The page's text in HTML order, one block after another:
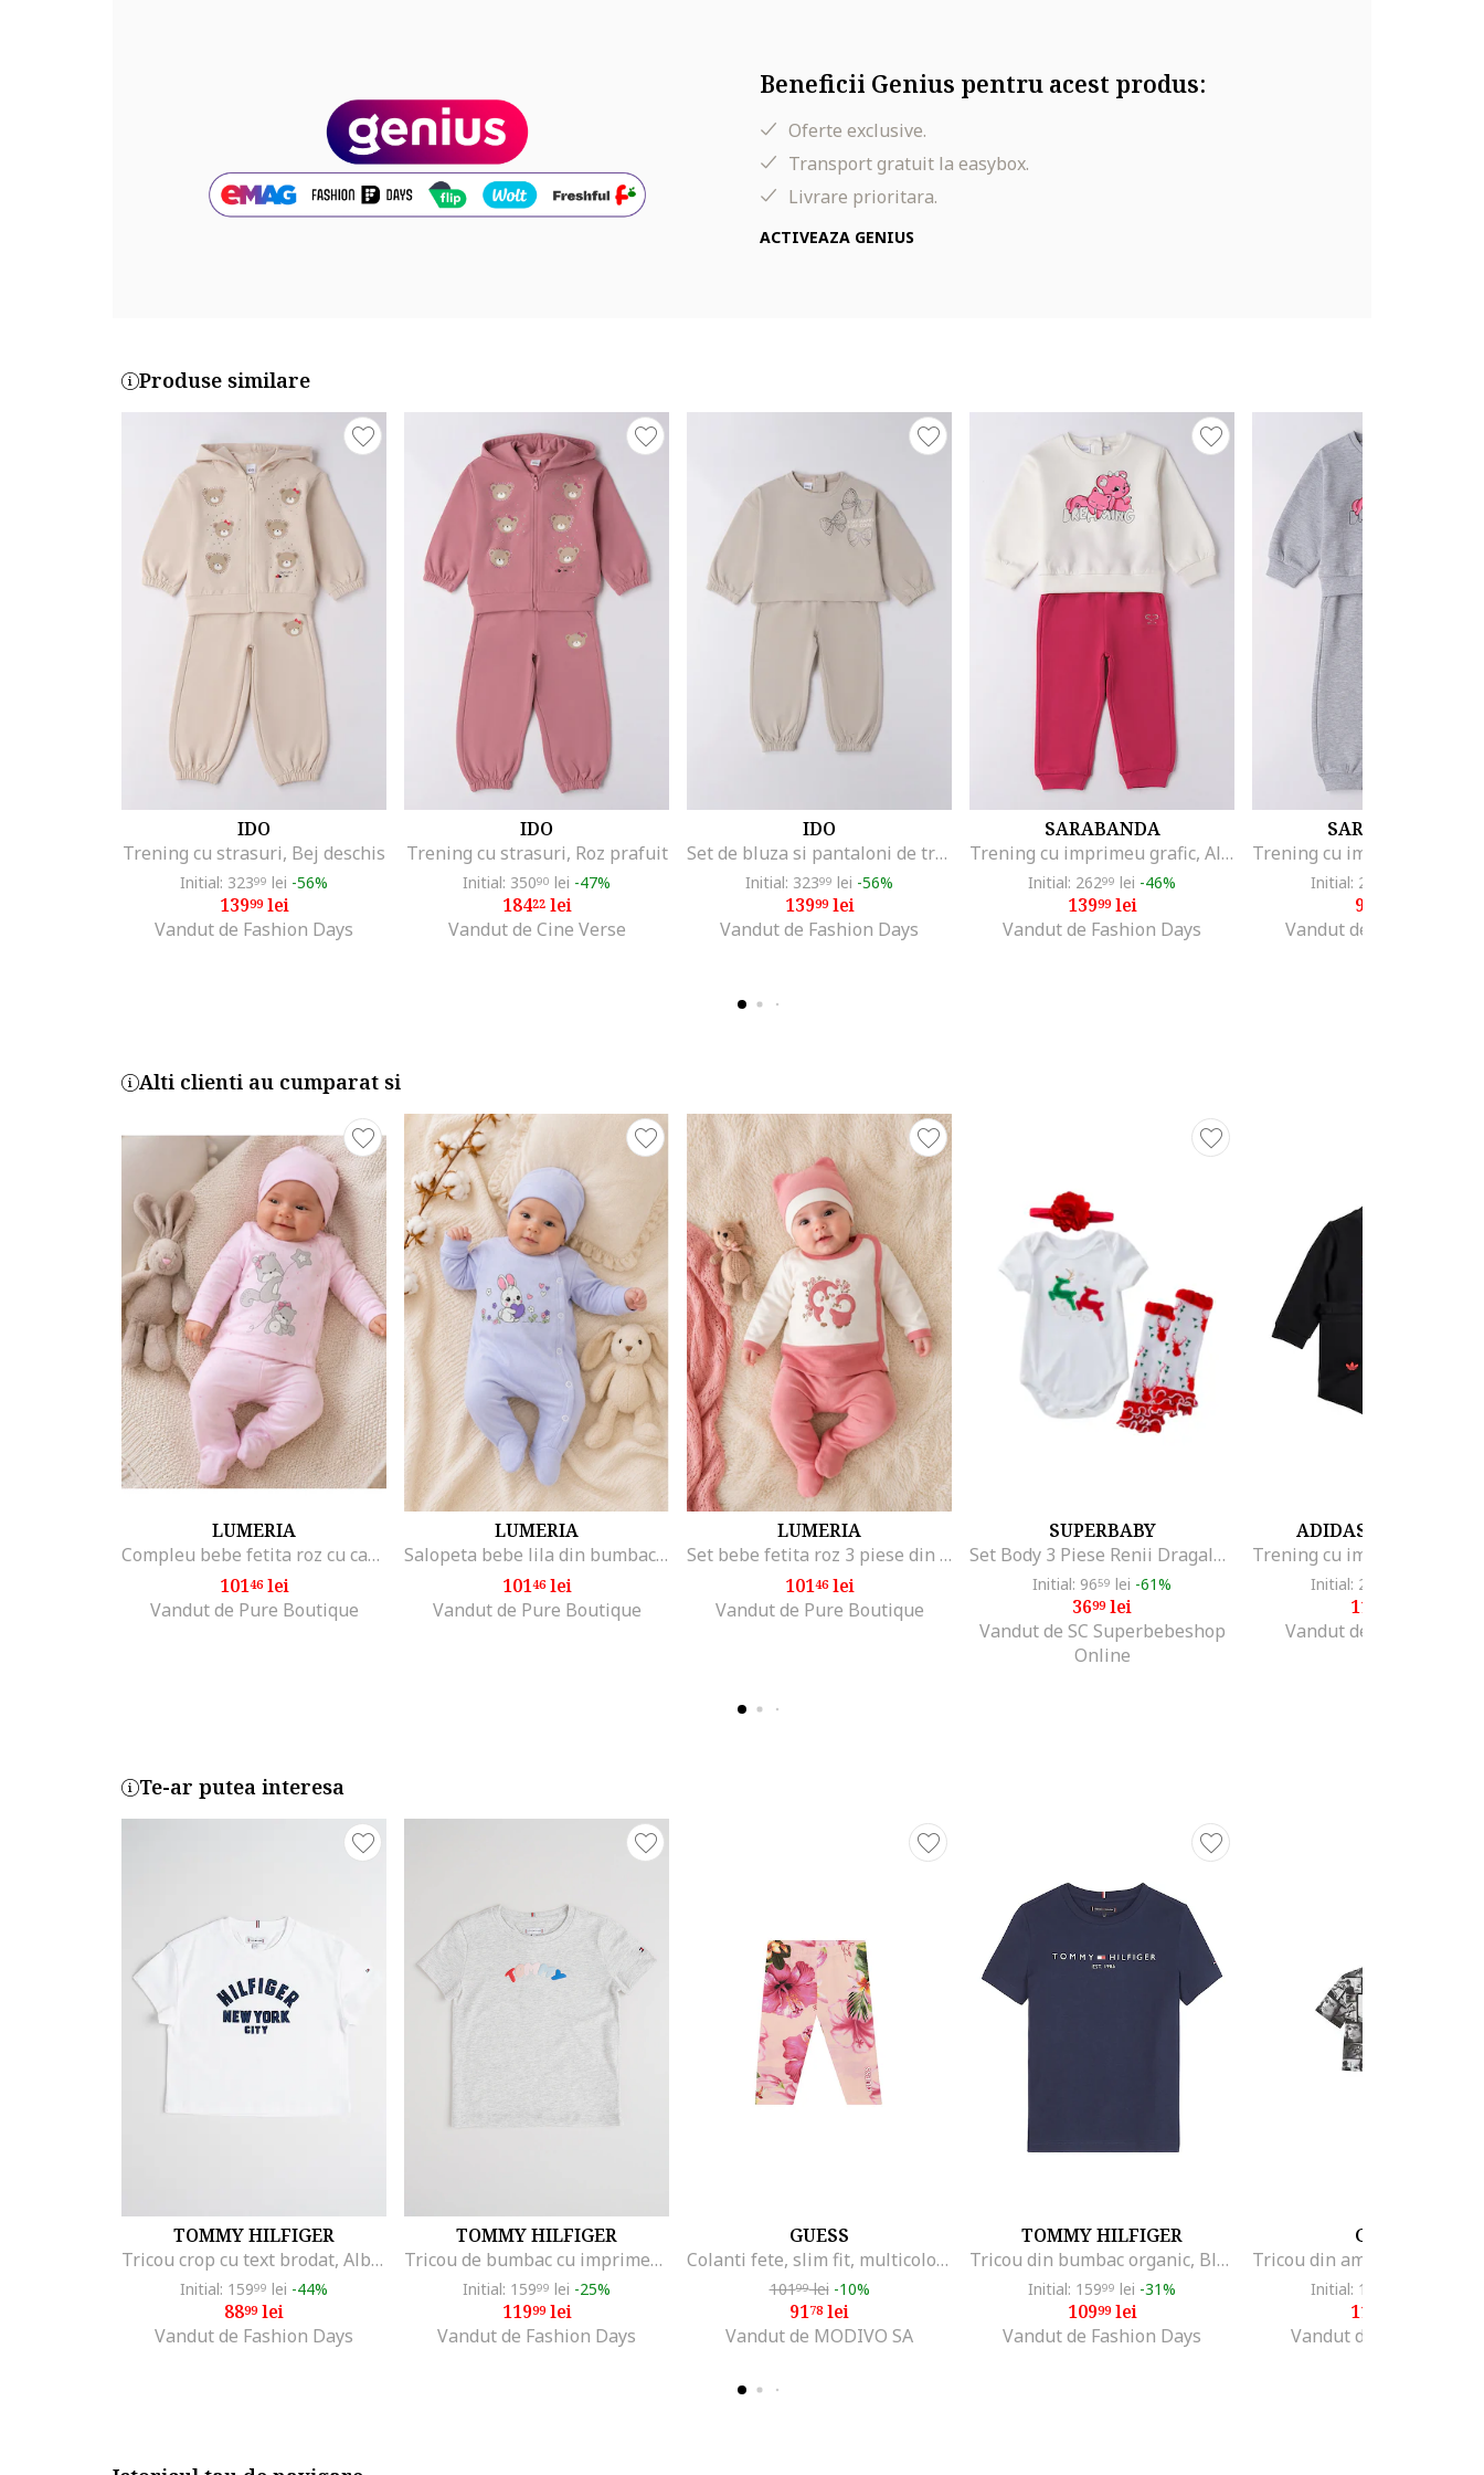
Beneficii Genius pentru acest produs:
Oferte exclusive.
Transport gratuit la easybox.
Livrare prioritara.
ACTIVEAZA GENIUS
Produse similare
IDO
Trening cu strasuri, Bej deschis
Initial: 32399 lei -56%
13999lei
Vandut de Fashion Days
IDO
Trening cu strasuri, Roz prafuit
Initial: 35090 lei -47%
18422lei
Vandut de Cine Verse
IDO
Set de bluza si pantaloni de trening, Grej
Initial: 32399 lei -56%
13999lei
Vandut de Fashion Days
SARABANDA
Trening cu imprimeu grafic, Alb fildes/Roz zmeuriu/Roz pastel
Initial: 26299 lei -46%
13999lei
Vandut de Fashion Days
SARABANDA
Initial: 262
94
Vandut de Fashion Days
Alti clienti au cumparat si
LUMERIA
Compleu bebe fetita roz cu caciulita si imprimeu veverite din bumbac, 0-3 luni, Fete
10146lei
Vandut de Pure Boutique
LUMERIA
Salopeta bebe lila din bumbac cu caciulita si imprimeu iepuras pentru fetite
10146lei
Vandut de Pure Boutique
LUMERIA
Set bebe fetita roz 3 piese din bumbac cu bluza pantalon si caciulita model pinguin, 0-3 luni, Fete
10146lei
Vandut de Pure Boutique
SUPERBABY
Set Body 3 Piese Renii Dragalasi, Casual, Fete, Maneca scurta, Multicolor
Initial: 9659 lei -61%
3699lei
Vandut de SC Superbebeshop
Online
ADIDAS ORIGINALS
Initial: 237
119
Vandut de Fashion Days
Te-ar putea interesa
TOMMY HILFIGER
Tricou crop cu text brodat, Albastru ultramarin/Alb optic
Initial: 15999 lei -44%
8899lei
Vandut de Fashion Days
TOMMY HILFIGER
Tricou de bumbac cu imprimeu logo cauciucat, Gri deschis melange
Initial: 15999 lei -25%
11999lei
Vandut de Fashion Days
GUESS
Colanti fete, slim fit, multicolor, bumbac
10199lei -10%
9178 lei
Vandut de MODIVO SA
TOMMY HILFIGER
Tricou din bumbac organic, Bleumarin
Initial: 15999 lei -31%
10999lei
Vandut de Fashion Days
GUESS
Initial: 136
113
Vandut de MODIVO SA